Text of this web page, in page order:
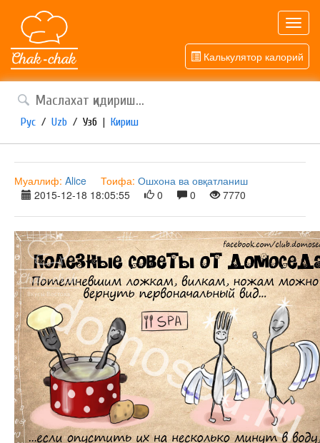
Калькулятор калорий
Рус / Uzb / Узб | Кириш
Муаллиф: Alice Тоифа: Ошхона ва овқатланиш
2015-12-18 18:05:55
0 0 7770